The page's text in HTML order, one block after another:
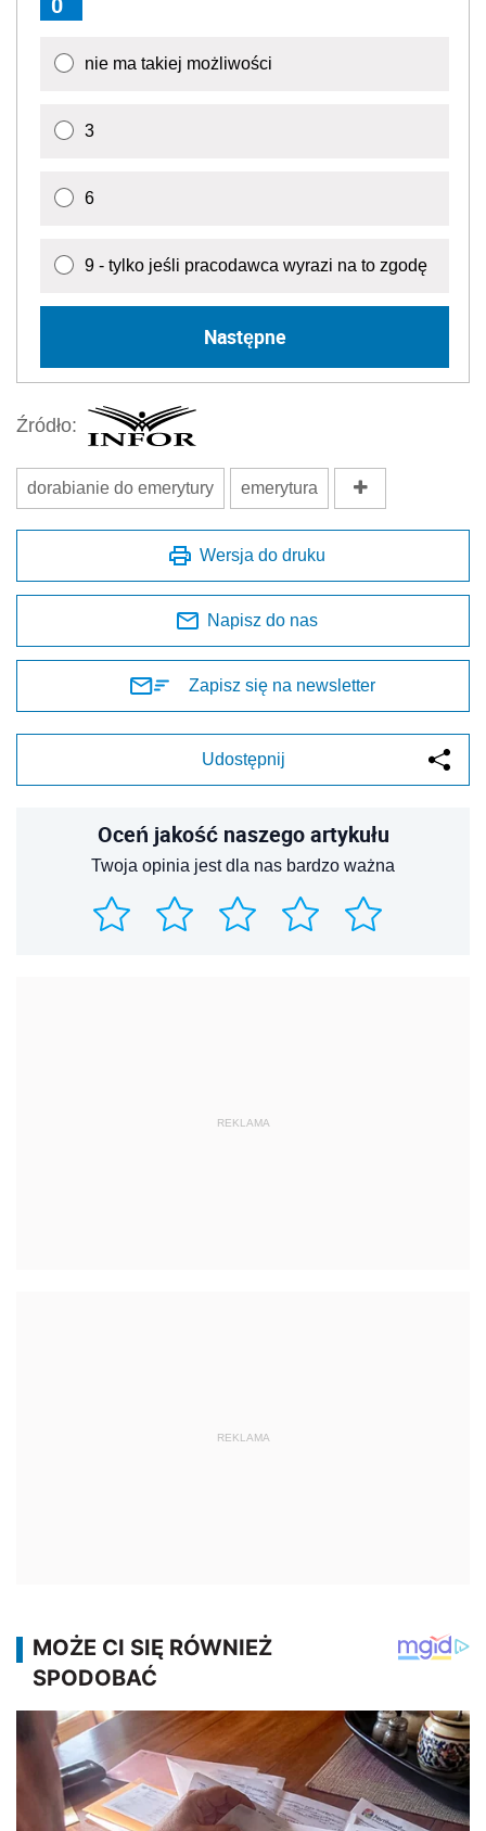
nie ma takiej możliwości
3
6
9 - tylko jeśli pracodawca wyrazi na to zgodę
Następne
Źródło:
dorabianie do emerytury emerytura
Wersja do druku
Napisz do nas
Zapisz się na newsletter
Udostępnij
Oceń jakość naszego artykułu
Twoja opinia jest dla nas bardzo ważna
REKLAMA
REKLAMA